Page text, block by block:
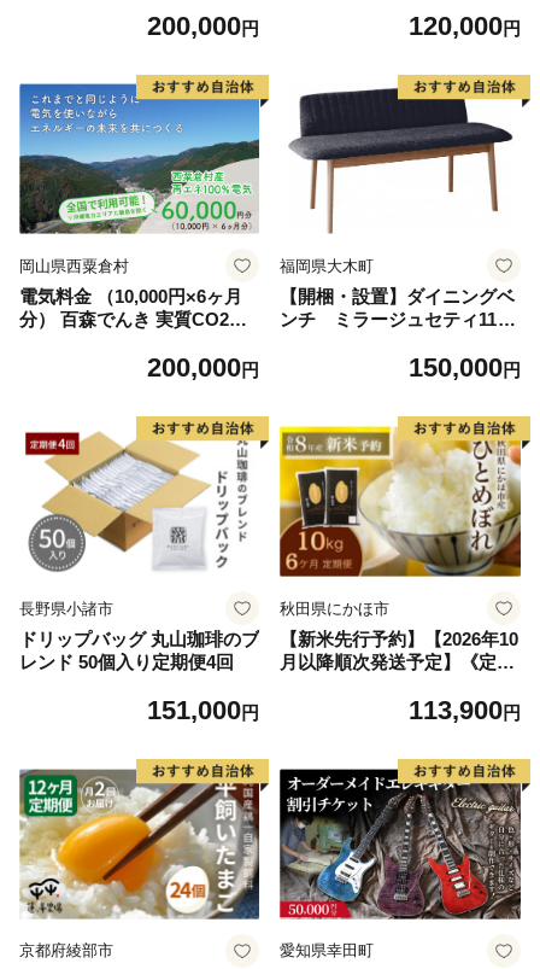
200,000円
海道・沖縄・離島】健康 ヘル
A リコピン トマト 国産 静岡
県産 袋井市産 食材
120,000円
岡山県西粟倉村
電気料金 （10,000円×6ヶ月
分） 百森でんき 実質CO2フ
炭素 ゼロカーボン 岡山県 西
200,000円
福岡県大木町
【開梱・設置】ダイニングベ
ンチ ミラージュセティ118c
ネルカブラック） AL288
150,000円
長野県小諸市
ドリップバッグ 丸山珈琲のブ
レンド 50個入り定期便4回
151,000円
秋田県にかほ市
【新米先行予約】【2026年10
月以降順次発送予定】《定期
年度産 精米10kg(5kg×2)【精
にかほ】
113,900円
京都府綾部市 愛知県幸田町